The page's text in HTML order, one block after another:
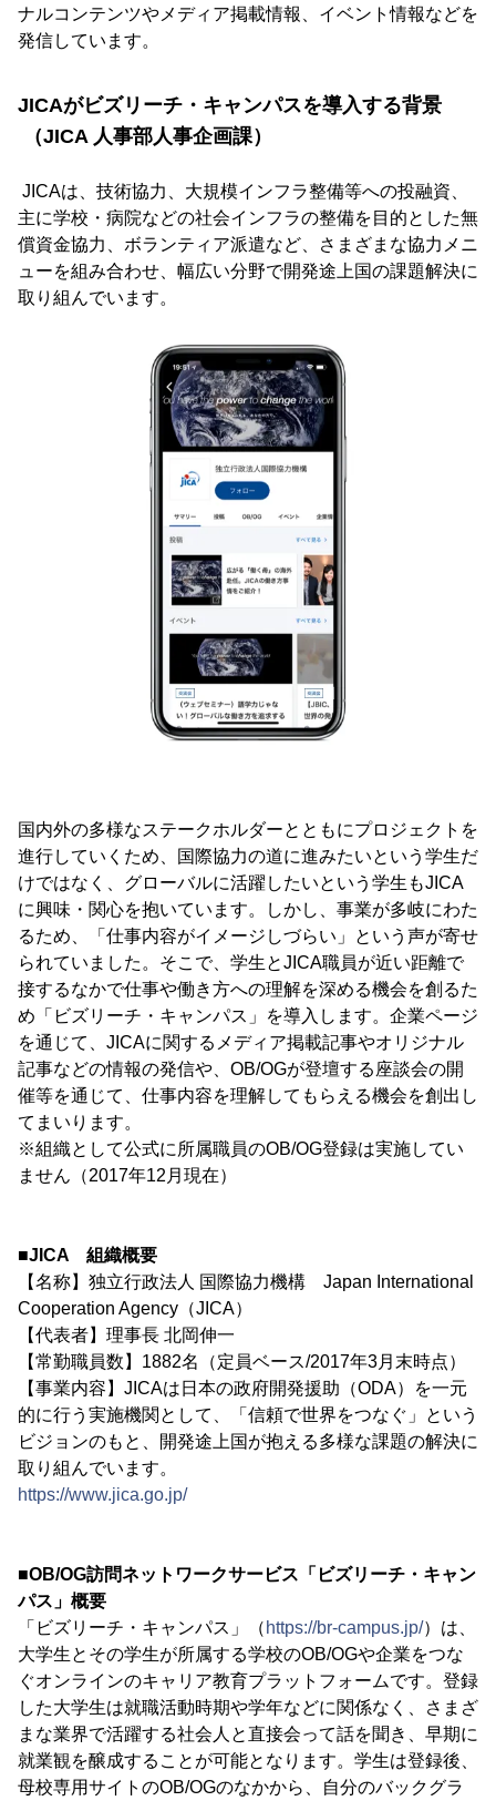
ナルコンテンツやメディア掲載情報、イベント情報などを
発信しています。
JICAがビズリーチ・キャンパスを導入する背景
（JICA 人事部人事企画課）
JICAは、技術協力、大規模インフラ整備等への投融資、
主に学校・病院などの社会インフラの整備を目的とした無
償資金協力、ボランティア派遣など、さまざまな協力メニ
ューを組み合わせ、幅広い分野で開発途上国の課題解決に
取り組んでいます。
国内外の多様なステークホルダーとともにプロジェクトを
進行していくため、国際協力の道に進みたいという学生だ
けではなく、グローバルに活躍したいという学生もJICA
に興味・関心を抱いています。しかし、事業が多岐にわた
るため、「仕事内容がイメージしづらい」という声が寄せ
られていました。そこで、学生とJICA職員が近い距離で
接するなかで仕事や働き方への理解を深める機会を創るた
め「ビズリーチ・キャンパス」を導入します。企業ページ
を通じて、JICAに関するメディア掲載記事やオリジナル
記事などの情報の発信や、OB/OGが登壇する座談会の開
催等を通じて、仕事内容を理解してもらえる機会を創出し
てまいります。
※組織として公式に所属職員のOB/OG登録は実施してい
ません（2017年12月現在）
■JICA 組織概要
【名称】独立行政法人 国際協力機構 Japan International
Cooperation Agency（JICA）
【代表者】理事長 北岡伸一
【常勤職員数】1882名（定員ベース/2017年3月末時点）
【事業内容】JICAは日本の政府開発援助（ODA）を一元
的に行う実施機関として、「信頼で世界をつなぐ」という
ビジョンのもと、開発途上国が抱える多様な課題の解決に
取り組んでいます。
https://www.jica.go.jp/
■OB/OG訪問ネットワークサービス「ビズリーチ・キャン
パス」概要
「ビズリーチ・キャンパス」（ https://br-campus.jp/）は、
大学生とその学生が所属する学校のOB/OGや企業をつな
ぐオンラインのキャリア教育プラットフォームです。登録
した大学生は就職活動時期や学年などに関係なく、さまざ
まな業界で活躍する社会人と直接会って話を聞き、早期に
就業観を醸成することが可能となります。学生は登録後、
母校専用サイトのOB/OGのなかから、自分のバックグラ